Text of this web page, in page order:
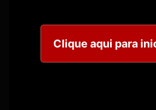
Clique aqui para